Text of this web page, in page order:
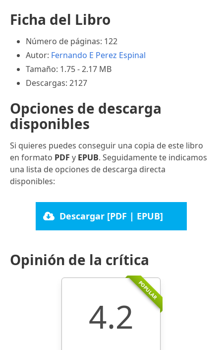
Ficha del Libro
Número de páginas: 122
Autor: Fernando E Perez Espinal
Tamaño: 1.75 - 2.17 MB
Descargas: 2127
Opciones de descarga
disponibles
Si quieres puedes conseguir una copia de este libro
en formato PDF y EPUB. Seguidamente te indicamos
una lista de opciones de descarga directa
disponibles:
Descargar [PDF | EPUB]
Opinión de la crítica
POPULAR
4.2